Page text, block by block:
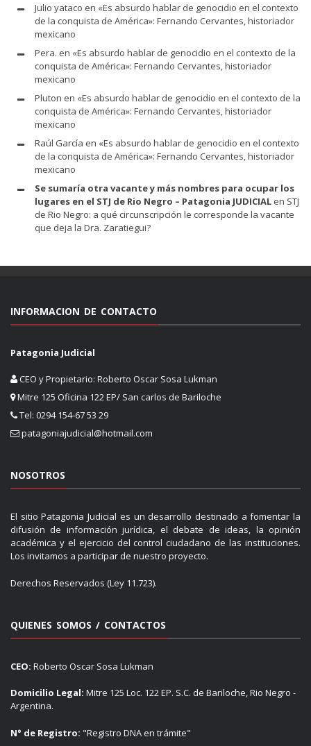
Julio yataco en «Es absurdo hablar de genocidio en el contexto
de la conquista de América»: Fernando Cervantes, historiador
mexicano
Pera. en «Es absurdo hablar de genocidio en el contexto de la
conquista de América»: Fernando Cervantes, historiador
mexicano
Pluton en «Es absurdo hablar de genocidio en el contexto de la
conquista de América»: Fernando Cervantes, historiador
mexicano
Raúl García en «Es absurdo hablar de genocidio en el contexto
de la conquista de América»: Fernando Cervantes, historiador
mexicano
Se sumaría otra vacante y más nombres para ocupar los
lugares en el STJ de Rio Negro – Patagonia JUDICIAL en STJ
de Rio Negro: a qué circunscripción le corresponde la vacante
que deja la Dra. Zaratiegui?
INFORMACION DE CONTACTO
Patagonia Judicial
CEO y Propietario: Roberto Oscar Sosa Lukman
Mitre 125 Oficina 122 EP/ San carlos de Bariloche
Tel: 0294 154-67 53 29
patagoniajudicial@hotmail.com
NOSOTROS
El sitio Patagonia Judicial es un desarrollo destinado a fomentar la
difusión de información jurídica, el debate de ideas, la opinión
académica y el ejercicio del control ciudadano de las instituciones.
Los invitamos a participar de nuestro proyecto.
Derechos Reservados (Ley 11.723).
QUIENES SOMOS / CONTACTOS
CEO: Roberto Oscar Sosa Lukman
Domicilio Legal: Mitre 125 Loc. 122 EP. S.C. de Bariloche, Rio Negro -
Argentina.
N° de Registro: "Registro DNA en trámite"